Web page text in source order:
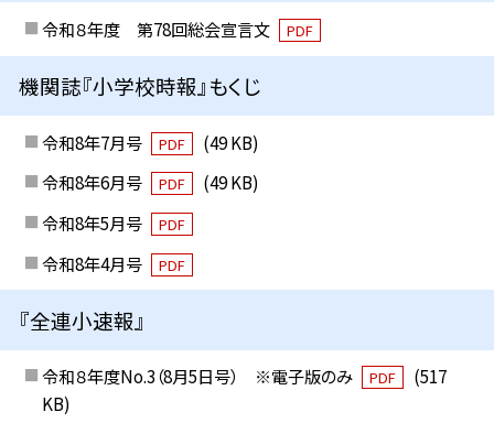
令和８年度 第78回総会宣言文 PDF
機関誌『小学校時報』もくじ
令和8年7月号 PDF
(49 KB)
令和8年6月号
PDF
(49 KB)
令和8年5月号
PDF
令和8年4月号 PDF
『全連小速報』
令和８年度No.3（8月5日号） ※電子版のみ PDF
(517
KB)